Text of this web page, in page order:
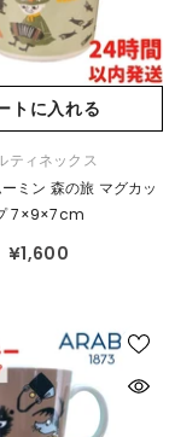
トに入れる
ティネックス
ミン 森の旅 マグカッ
7×9×7cm
¥1,600